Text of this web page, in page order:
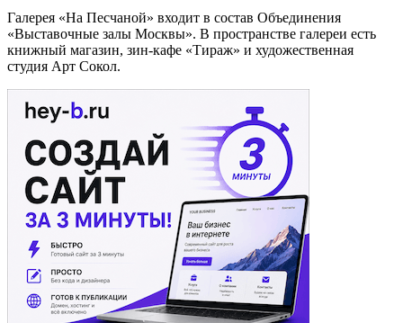
Галерея «На Песчаной» входит в состав Объединения
«Выставочные залы Москвы». В пространстве галереи есть
книжный магазин, зин-кафе «Тираж» и художественная
студия Арт Сокол.